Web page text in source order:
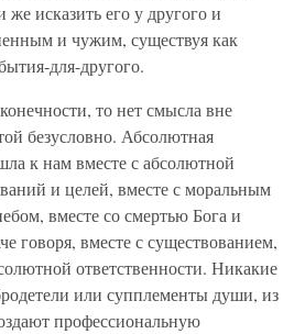
исказить его у другого и
и чужим, существуя как
для-другого.
то нет смысла вне
безусловно. Абсолютная
к нам вместе с абсолютной
и целей, вместе с моральным
вместе со смертью Бога и
говоря, вместе с существованием,
ответственности. Никакие
или супплементы души, из
профессиональную